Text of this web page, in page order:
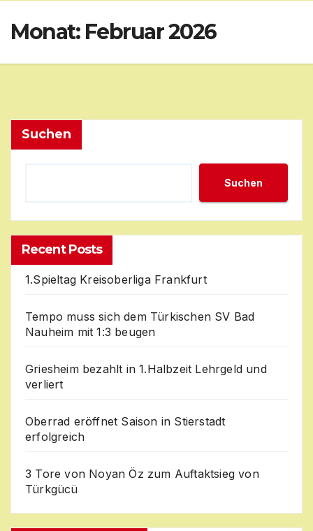
Monat: Februar 2026
Suchen
Suchen
Recent Posts
1.Spieltag Kreisoberliga Frankfurt
Tempo muss sich dem Türkischen SV Bad
Nauheim mit 1:3 beugen
Griesheim bezahlt in 1.Halbzeit Lehrgeld und
verliert
Oberrad eröffnet Saison in Stierstadt
erfolgreich
3 Tore von Noyan Öz zum Auftaktsieg von
Türkgücü